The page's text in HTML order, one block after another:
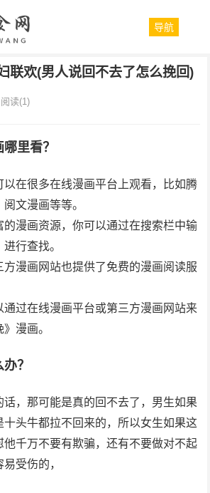
导航
联欢(男人说回不去了怎么挽回)
阅读(1)
里看？
以在很多在线漫画平台上观看，比如腾
文漫画等等。
的漫画资源，你可以通过在搜索栏中输
行查找。
方漫画网站也提供了免费的漫画阅读服
通过在线漫画平台或第三方漫画网站来
漫画。
？
，那可能是真的回不去了，男生如果
十头牛都拉不回来的，所以女生如果这
他千万不要有欺骗，还有不要做对不起
受伤的，